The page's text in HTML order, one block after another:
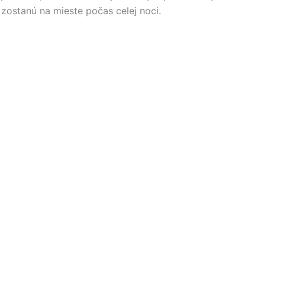
na mieste počas celej noci.